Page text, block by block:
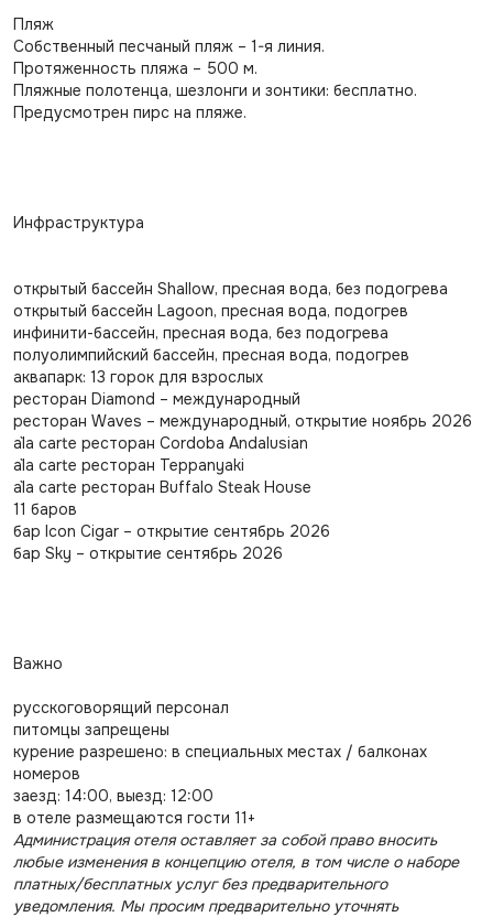
Пляж
Собственный песчаный пляж – 1-я линия.
Протяженность пляжа – 500 м.
Пляжные полотенца, шезлонги и зонтики: бесплатно.
Предусмотрен пирс на пляже.
Инфраструктура
открытый бассейн Shallow, пресная вода, без подогрева
открытый бассейн Lagoon, пресная вода, подогрев
инфинити-бассейн, пресная вода, без подогрева
полуолимпийский бассейн, пресная вода, подогрев
аквапарк: 13 горок для взрослых
ресторан Diamond – международный
ресторан Waves – международный, открытие ноябрь 2026
a`la carte ресторан Cordoba Andalusian
a`la carte ресторан Teppanyaki
a`la carte ресторан Buffalo Steak House
11 баров
бар Icon Cigar – открытие сентябрь 2026
бар Sky – открытие сентябрь 2026
Важно
русскоговорящий персонал
питомцы запрещены
курение разрешено: в специальных местах / балконах
номеров
заезд: 14:00, выезд: 12:00
в отеле размещаются гости 11+
Администрация отеля оставляет за собой право вносить
любые изменения в концепцию отеля, в том числе о наборе
платных/бесплатных услуг без предварительного
уведомления. Мы просим предварительно уточнять